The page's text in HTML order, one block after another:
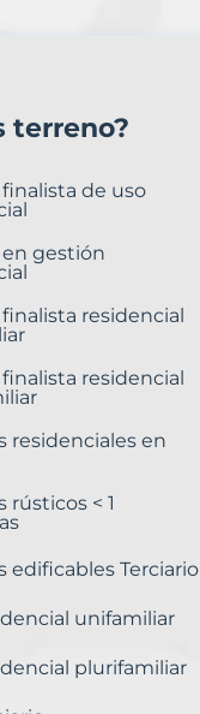
terreno?
de uso
en gestión
residencial
residencial
residenciales en
rústicos < 1
edificables Terciario
unifamiliar
plurifamiliar